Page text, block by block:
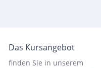
Das Kursangebot
finden Sie in unserem